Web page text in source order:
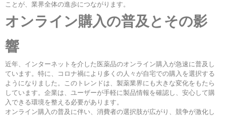
ことが、業界全体の進歩につながります。
オンライン購入の普及とその影
響
近年、インターネットを介した医薬品のオンライン購入が急速に普及し
ています。特に、コロナ禍により多くの人々が自宅での購入を選択する
ようになりました。このトレンドは、製薬業界にも大きな変化をもたら
しています。企業は、ユーザーが手軽に製品情報を確認し、安心して購
入できる環境を整える必要があります。
オンライン購入の普及に伴い、消費者の選択肢が広がり、競争が激化し